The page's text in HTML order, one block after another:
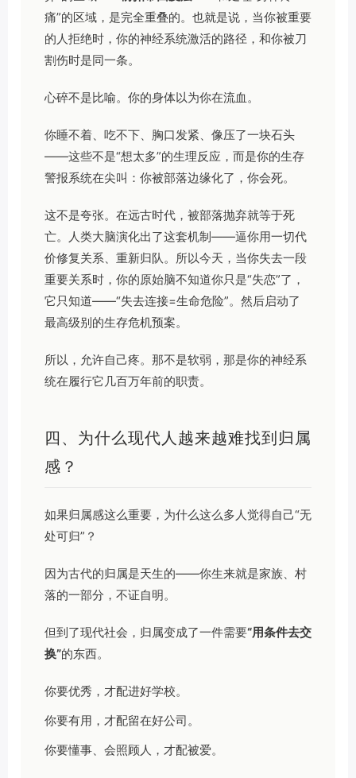
痛”的区域，是完全重叠的。也就是说，当你被重要
的人拒绝时，你的神经系统激活的路径，和你被刀
割伤时是同一条。
心碎不是比喻。你的身体以为你在流血。
你睡不着、吃不下、胸口发紧、像压了一块石头
——这些不是“想太多”的生理反应，而是你的生存
警报系统在尖叫：你被部落边缘化了，你会死。
这不是夸张。在远古时代，被部落抛弃就等于死
亡。人类大脑演化出了这套机制——逼你用一切代
价修复关系、重新归队。所以今天，当你失去一段
重要关系时，你的原始脑不知道你只是“失恋”了，
它只知道——“失去连接=生命危险”。然后启动了
最高级别的生存危机预案。
所以，允许自己疼。那不是软弱，那是你的神经系
统在履行它几百万年前的职责。
四、为什么现代人越来越难找到归属
感？
如果归属感这么重要，为什么这么多人觉得自己“无
处可归”？
因为古代的归属是天生的——你生来就是家族、村
落的一部分，不证自明。
但到了现代社会，归属变成了一件需要“用条件去交
换”的东西。
你要优秀，才配进好学校。
你要有用，才配留在好公司。
你要懂事、会照顾人，才配被爱。